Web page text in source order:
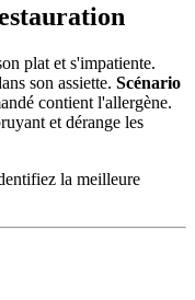
plat et s'impatiente.
son assiette. Scénario
contient l'allergène.
et dérange les
la meilleure